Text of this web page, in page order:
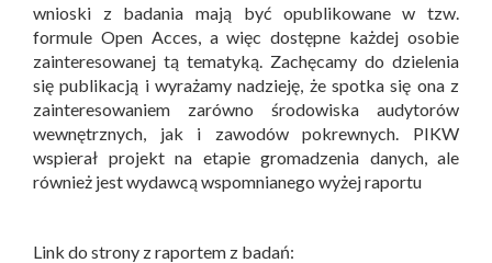
wnioski z badania mają być opublikowane w tzw.
formule Open Acces, a więc dostępne każdej osobie
zainteresowanej tą tematyką. Zachęcamy do dzielenia
się publikacją i wyrażamy nadzieję, że spotka się ona z
zainteresowaniem zarówno środowiska audytorów
wewnętrznych, jak i zawodów pokrewnych. PIKW
wspierał projekt na etapie gromadzenia danych, ale
również jest wydawcą wspomnianego wyżej raportu
Link do strony z raportem z badań: